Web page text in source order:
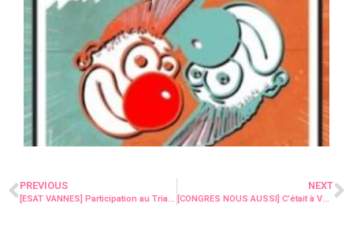
PREVIOUS
[ESAT VANNES] Participation au Triathlon : Focus sur l’Inclusion et le Sport !
NEXT
[CONGRES NOUS AUSSI] C’était à Valenciennes le 22 novembre ! Et les délégations du 56 y étaient !